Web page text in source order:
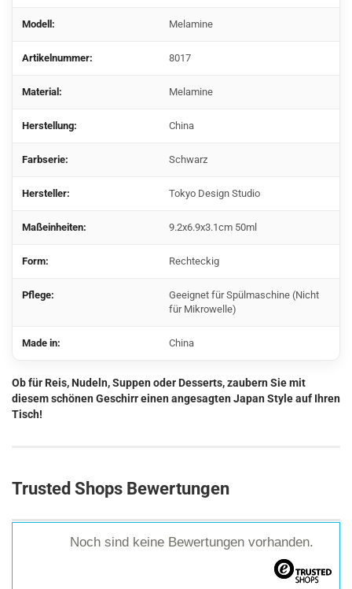
Modell: Melamine
Artikelnummer: 8017
Material: Melamine
Herstellung: China
Farbserie: Schwarz
Hersteller: Tokyo Design Studio
Maßeinheiten: 9.2x6.9x3.1cm 50ml
Form: Rechteckig
Pflege:
Geeignet für Spülmaschine (Nicht
für Mikrowelle)
Made in: China
Ob für Reis, Nudeln, Suppen oder Desserts, zaubern Sie mit
diesem schönen Geschirr einen angesagten Japan Style auf Ihren
Tisch!
Trusted Shops Bewertungen
Noch sind keine Bewertungen vorhanden.